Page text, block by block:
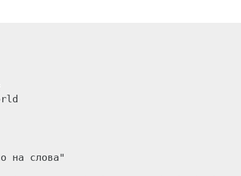
на слова"